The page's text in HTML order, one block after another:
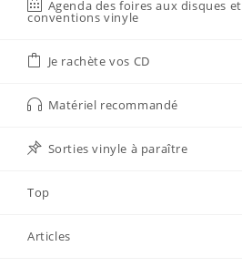
Agenda des foires aux disques et
conventions vinyle
Je rachète vos CD
Matériel recommandé
Sorties vinyle à paraître
Top
Articles